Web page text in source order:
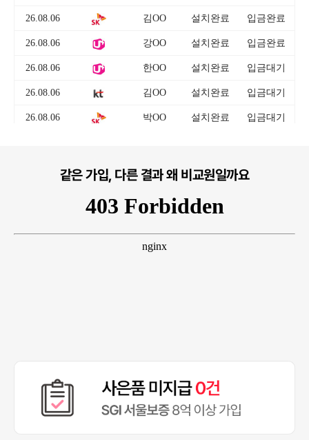
같은 가입, 다른 결과 왜 비교원일까요